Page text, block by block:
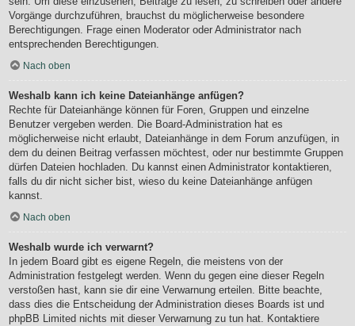
Vorgänge durchzuführen, brauchst du möglicherweise besondere
Berechtigungen. Frage einen Moderator oder Administrator nach
entsprechenden Berechtigungen.
Nach oben
Weshalb kann ich keine Dateianhänge anfügen?
Rechte für Dateianhänge können für Foren, Gruppen und einzelne
Benutzer vergeben werden. Die Board-Administration hat es
möglicherweise nicht erlaubt, Dateianhänge in dem Forum anzufügen, in
dem du deinen Beitrag verfassen möchtest, oder nur bestimmte Gruppen
dürfen Dateien hochladen. Du kannst einen Administrator kontaktieren,
falls du dir nicht sicher bist, wieso du keine Dateianhänge anfügen
kannst.
Nach oben
Weshalb wurde ich verwarnt?
In jedem Board gibt es eigene Regeln, die meistens von der
Administration festgelegt werden. Wenn du gegen eine dieser Regeln
verstoßen hast, kann sie dir eine Verwarnung erteilen. Bitte beachte,
dass dies die Entscheidung der Administration dieses Boards ist und
phpBB Limited nichts mit dieser Verwarnung zu tun hat. Kontaktiere